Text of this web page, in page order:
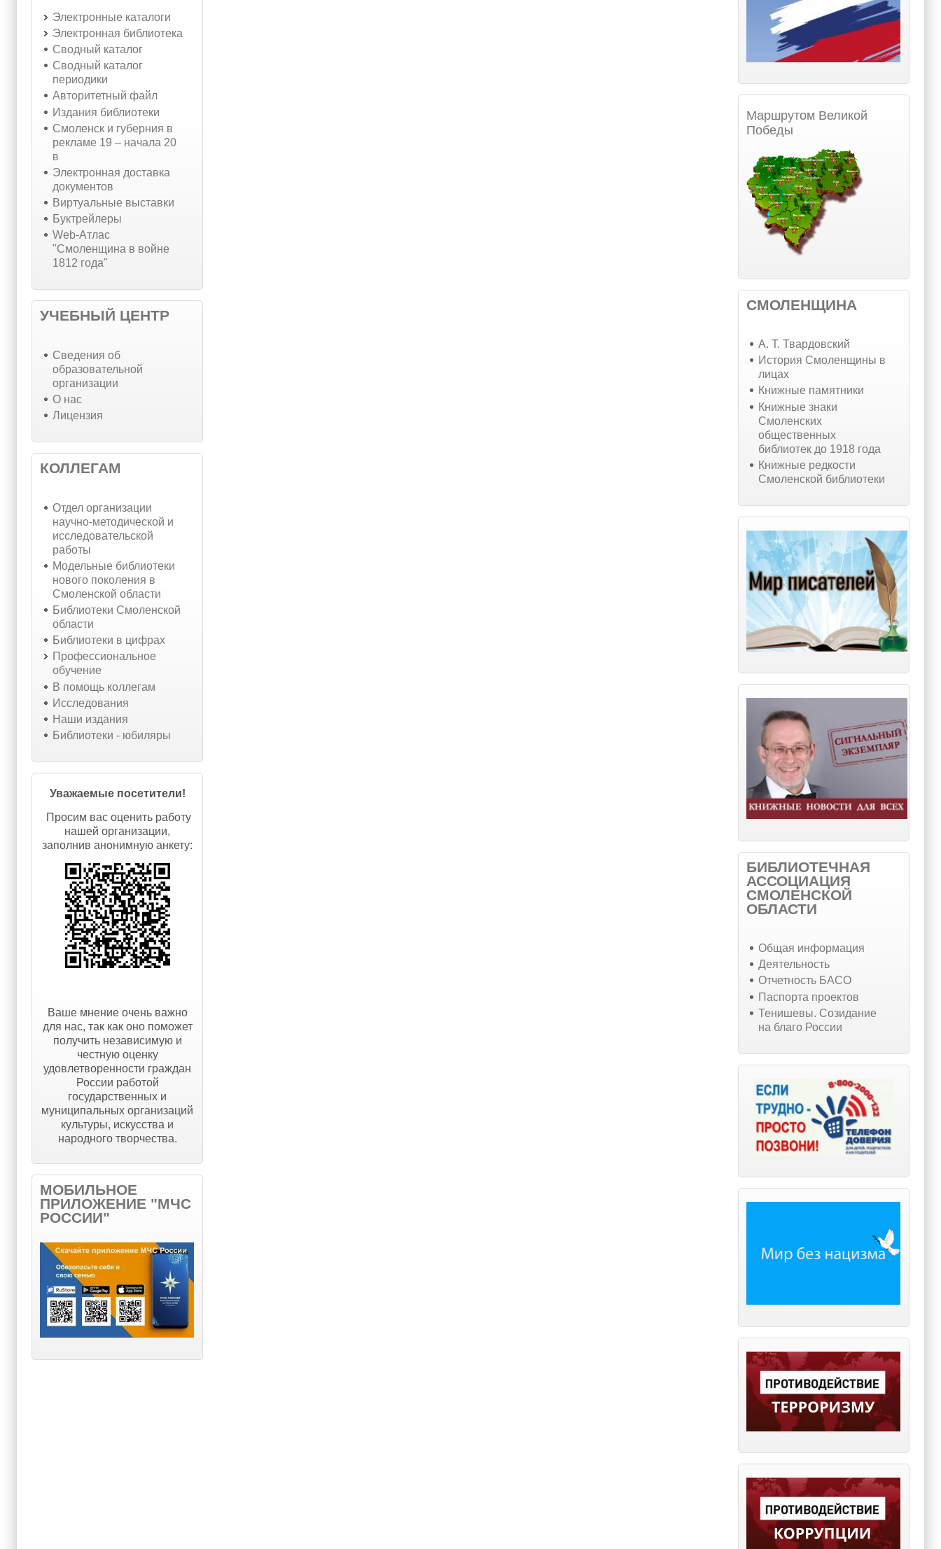
Электронные каталоги
Электронная библиотека
Сводный каталог
Сводный каталог
периодики
Авторитетный файл
Издания библиотеки
Смоленск и губерния в
рекламе 19 – начала 20
в
Электронная доставка
документов
Виртуальные выставки
Буктрейлеры
Web-Атлас
"Смоленщина в войне
1812 года"
УЧЕБНЫЙ ЦЕНТР
Cведения об
образовательной
организации
О нас
Лицензия
КОЛЛЕГАМ
Отдел организации
научно-методической и
исследовательской
работы
Модельные библиотеки
нового поколения в
Смоленской области
Библиотеки Смоленской
области
Библиотеки в цифрах
Профессиональное
обучение
В помощь коллегам
Исследования
Наши издания
Библиотеки - юбиляры
Уважаемые посетители!
Просим вас оценить работу
нашей организации,
заполнив анонимную анкету:
Ваше мнение очень важно
для нас, так как оно поможет
получить независимую и
честную оценку
удовлетворенности граждан
России работой
государственных и
муниципальных организаций
культуры, искусства и
народного творчества.
МОБИЛЬНОЕ
ПРИЛОЖЕНИЕ "МЧС
РОССИИ"
Маршрутом Великой
Победы
СМОЛЕНЩИНА
А. Т. Твардовский
История Смоленщины в
лицах
Книжные памятники
Книжные знаки
Смоленских
общественных
библиотек до 1918 года
Книжные редкости
Смоленской библиотеки
БИБЛИОТЕЧНАЯ
АССОЦИАЦИЯ
СМОЛЕНСКОЙ
ОБЛАСТИ
Общая информация
Деятельность
Отчетность БАСО
Паспорта проектов
Тенишевы. Созидание
на благо России